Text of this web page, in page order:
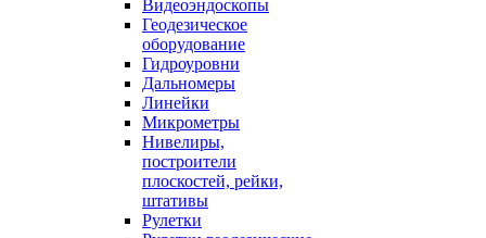
Видеоэндоскопы
Геодезическое
оборудование
Гидроуровни
Дальномеры
Линейки
Микрометры
Нивелиры,
построители
плоскостей, рейки,
штативы
Рулетки